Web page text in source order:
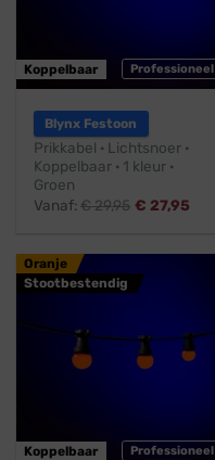
Professioneel
Koppelbaar
Blynx Festoon
Prikkabel · Lichtsnoer ·
Koppelbaar · 1 kleur ·
Groen
Vanaf:€29,95 € 27,95
Oranje
Stootbestendig
Professioneel
Koppelbaar